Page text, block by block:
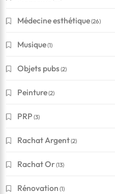
Médecine esthétique(26)
Musique(1)
Objets pubs(2)
Peinture(2)
PRP (3)
Rachat Argent(2)
Rachat Or(13)
Rénovation (1)